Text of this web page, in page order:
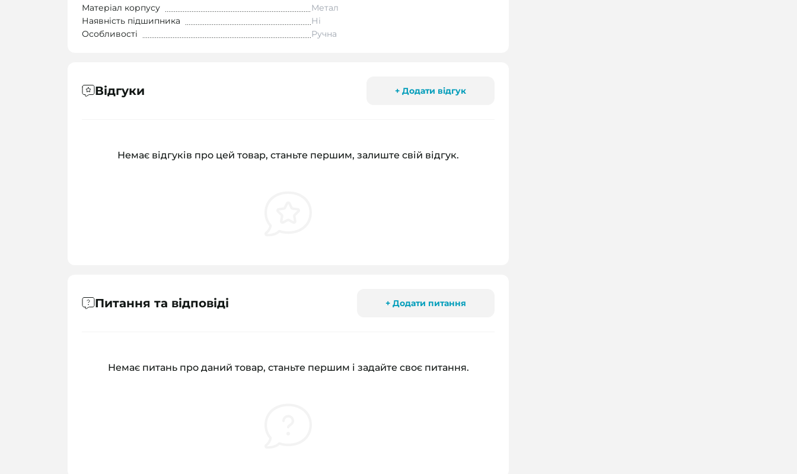
Матеріал корпусу
Метал
Наявність підшипника
Ні
Особливості
Ручна
Відгуки + Додати відгук
Немає відгуків про цей товар, станьте першим, залиште свій відгук.
Питання та відповіді + Додати питання
Немає питань про даний товар, станьте першим і задайте своє питання.